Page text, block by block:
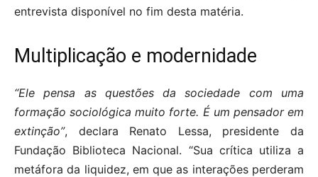
entrevista disponível no fim desta matéria.
Multiplicação e modernidade
“Ele pensa as questões da sociedade com uma
formação sociológica muito forte. É um pensador em
extinção”, declara Renato Lessa, presidente da
Fundação Biblioteca Nacional. “Sua crítica utiliza a
metáfora da liquidez, em que as interações perderam